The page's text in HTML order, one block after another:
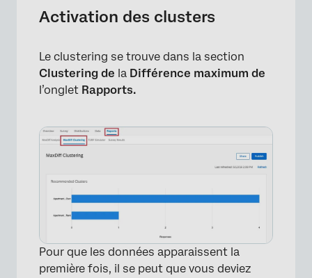
Activation des clusters
Le clustering se trouve dans la section
Clustering de la Différence maximum de
l’onglet Rapports.
Pour que les données apparaissent la
première fois, il se peut que vous deviez